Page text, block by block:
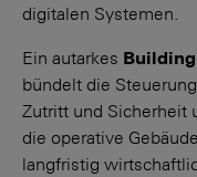
digitalen Systemen.
Ein autarkes
bündelt die
Zutritt und Sicherheit
die operative
langfristig